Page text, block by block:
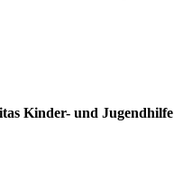
Kinder- und